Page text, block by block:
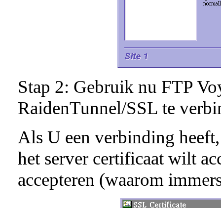
Stap 2: Gebruik nu FTP
RaidenTunnel/SSL te
Als U een verbinding
het server certificaat wilt
accepteren (waarom